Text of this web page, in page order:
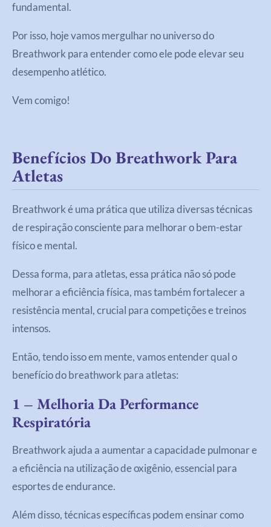
fundamental.
Por isso, hoje vamos mergulhar no universo do
Breathwork para entender como ele pode elevar seu
desempenho atlético.
Vem comigo!
Benefícios Do Breathwork Para
Atletas
Breathwork é uma prática que utiliza diversas técnicas
de respiração consciente para melhorar o bem-estar
físico e mental.
Dessa forma, para atletas, essa prática não só pode
melhorar a eficiência física, mas também fortalecer a
resistência mental, crucial para competições e treinos
intensos.
Então, tendo isso em mente, vamos entender qual o
benefício do breathwork para atletas:
1 – Melhoria Da Performance
Respiratória
Breathwork ajuda a aumentar a capacidade pulmonar e
a eficiência na utilização de oxigênio, essencial para
esportes de endurance.
Além disso, técnicas específicas podem ensinar como